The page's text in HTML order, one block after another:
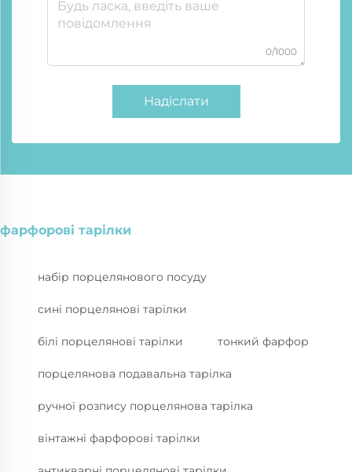
0/1000
Надіслати
фарфорові тарілки
набір порцелянового посуду
сині порцелянові тарілки
білі порцелянові тарілки тонкий фарфор
порцелянова подавальна тарілка
ручної розпису порцелянова тарілка
вінтажні фарфорові тарілки